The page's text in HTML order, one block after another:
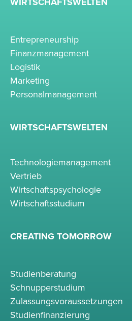
Entrepreneurship
Finanzmanagement
Logistik
Marketing
Personalmanagement
WIRTSCHAFTSWELTEN
Technologiemanagement
Vertrieb
Wirtschaftspsychologie
Wirtschaftsstudium
CREATING TOMORROW
Studienberatung
Schnupperstudium
Zulassungsvoraussetzungen
Studienfinanzierung